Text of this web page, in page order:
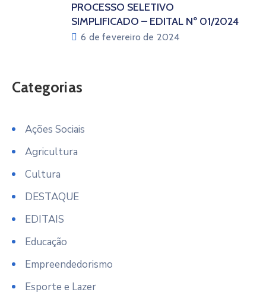
PROCESSO SELETIVO
SIMPLIFICADO – EDITAL Nº 01/2024
6 de fevereiro de 2024
Categorias
Ações Sociais
Agricultura
Cultura
DESTAQUE
EDITAIS
Educação
Empreendedorismo
Esporte e Lazer